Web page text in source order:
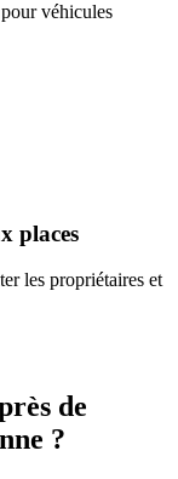
véhicules
places
les propriétaires et
de
?